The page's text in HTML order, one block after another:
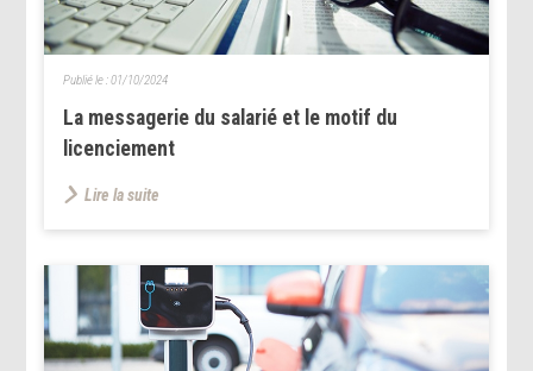
La messagerie du salarié et le motif du
licenciement
Publié le :01/10/2024
Lire la suite